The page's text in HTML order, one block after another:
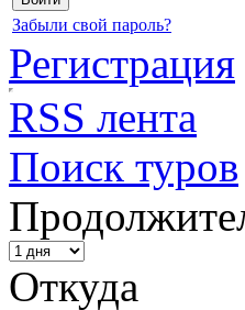
Забыли свой пароль?
Регистрация
RSS лента
Поиск туров
Откуда